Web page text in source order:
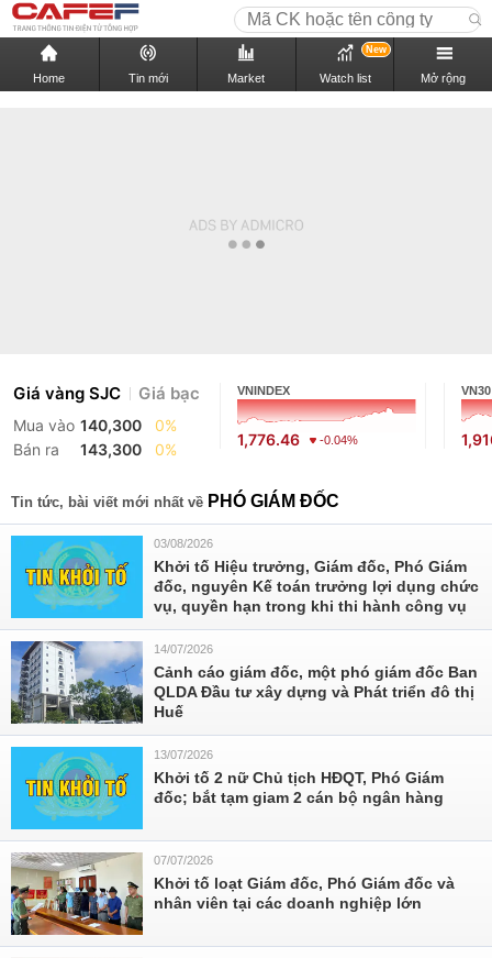
Home Tin mới Market Watch list
New
Mở rộng
Giá vàng SJC Giá bạc
Mua vào 140,300
0%
Bán ra
143,300 0%
VNINDEX
1,776.46 -0.04%
VN30
Tin tức, bài viết mới nhất về PHÓ GIÁM ĐỐC
03/08/2026
Khởi tố Hiệu trưởng, Giám đốc, Phó Giám
đốc, nguyên Kế toán trưởng lợi dụng chức
vụ, quyền hạn trong khi thi hành công vụ
14/07/2026
Cảnh cáo giám đốc, một phó giám đốc Ban
QLDA Đầu tư xây dựng và Phát triển đô thị
Huế
13/07/2026
Khởi tố 2 nữ Chủ tịch HĐQT, Phó Giám
đốc; bắt tạm giam 2 cán bộ ngân hàng
07/07/2026
Khởi tố loạt Giám đốc, Phó Giám đốc và
nhân viên tại các doanh nghiệp lớn